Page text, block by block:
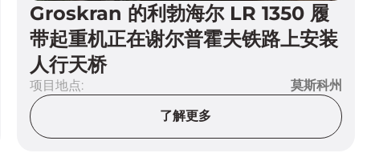
Groskran 的利勃海尔 LR 1350 履
带起重机正在谢尔普霍夫铁路上安装
人行天桥
项目地点:
莫斯科州
了解更多